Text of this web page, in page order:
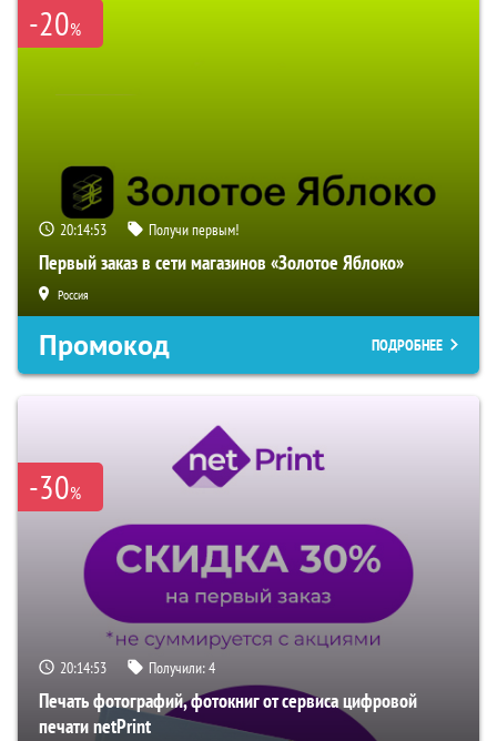
-20%
20:14:52 Получи первым!
Первый заказ в сети магазинов «Золотое Яблоко»
Россия
Промокод ПОДРОБНЕЕ
-30%
20:14:52 Получили:4
Печать фотографий, фотокниг от сервиса цифровой
печати netPrint